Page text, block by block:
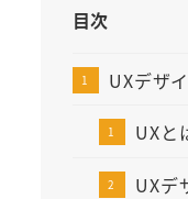
目次
UXデザ
UXと
UXデ